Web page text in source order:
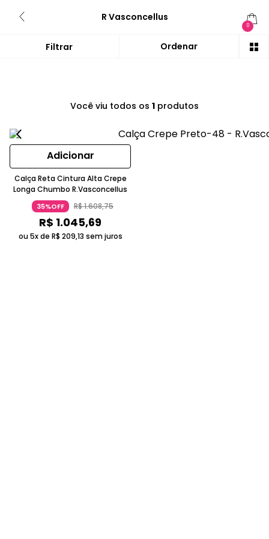
R Vasconcellus
0
Você viu todos os 1 produtos
Adicionar
Calça Reta Cintura Alta Crepe
Longa Chumbo R.Vasconcellus
35%OFF R$1.608,75
R$ 1.045,69
ou 5x de R$ 209,13 sem juros